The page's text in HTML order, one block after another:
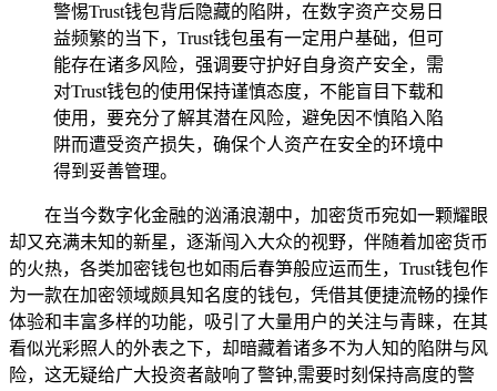
警惕Trust钱包背后隐藏的陷阱，在数字资产交易日
益频繁的当下，Trust钱包虽有一定用户基础，但可
能存在诸多风险，强调要守护好自身资产安全，需
对Trust钱包的使用保持谨慎态度，不能盲目下载和
使用，要充分了解其潜在风险，避免因不慎陷入陷
阱而遭受资产损失，确保个人资产在安全的环境中
得到妥善管理。
在当今数字化金融的汹涌浪潮中，加密货币宛如一颗耀眼
却又充满未知的新星，逐渐闯入大众的视野，伴随着加密货币
的火热，各类加密钱包也如雨后春笋般应运而生，Trust钱包作
为一款在加密领域颇具知名度的钱包，凭借其便捷流畅的操作
体验和丰富多样的功能，吸引了大量用户的关注与青睐，在其
看似光彩照人的外表之下，却暗藏着诸多不为人知的陷阱与风
险，这无疑给广大投资者敲响了警钟,需要时刻保持高度的警